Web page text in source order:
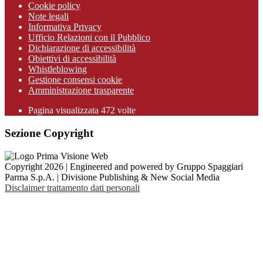
Cookie policy
Note legali
Informativa Privacy
Ufficio Relazioni con il Pubblico
Dichiarazione di accessibilità
Obiettivi di accessibilità
Whistleblowing
Gestione consensi cookie
Amministrazione trasparente
Pagina visualizzata 472 volte
Sezione Copyright
Copyright 2026 | Engineered and powered by Gruppo Spaggiari
Parma S.p.A. | Divisione Publishing & New Social Media
Disclaimer trattamento dati personali